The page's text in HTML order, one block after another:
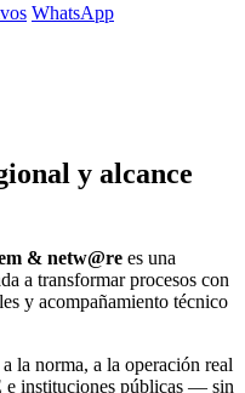
WhatsApp
y alcance
& netw@re es una
a transformar procesos con
y acompañamiento técnico
la norma, a la operación real
e instituciones públicas — sin